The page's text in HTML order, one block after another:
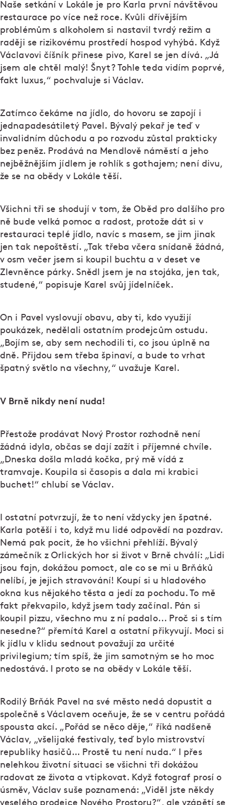
Naše setkání v Lokále je pro Karla první návštěvou
restaurace po více než roce. Kvůli dřívějším
problémům s alkoholem si nastavil tvrdý režim a
raději se rizikovému prostředí hospod vyhýbá. Když
Václavovi číšník přinese pivo, Karel se jen dívá. „Já
jsem ale chtěl malý! Šnyt? Tohle teda vidím poprvé,
fakt luxus,“ pochvaluje si Václav.
Zatímco čekáme na jídlo, do hovoru se zapojí i
jednapadesátiletý Pavel. Bývalý pekař je teď v
invalidním důchodu a po rozvodu zůstal prakticky
bez peněz. Prodává na Mendlově náměstí a jeho
nejběžnějším jídlem je rohlík s gothajem; není divu,
že se na obědy v Lokále těší.
Všichni tři se shodují v tom, že Oběd pro dalšího pro
ně bude velká pomoc a radost, protože dát si v
restauraci teplé jídlo, navíc s masem, se jim jinak
jen tak nepoštěstí. „Tak třeba včera snídaně žádná,
v osm večer jsem si koupil buchtu a v deset ve
Zlevněnce párky. Snědl jsem je na stojáka, jen tak,
studené,“ popisuje Karel svůj jídelníček.
On i Pavel vyslovují obavu, aby ti, kdo využijí
poukázek, nedělali ostatním prodejcům ostudu.
„Bojím se, aby sem nechodili ti, co jsou úplně na
dně. Přijdou sem třeba špinaví, a bude to vrhat
špatný světlo na všechny,“ uvažuje Karel.
V Brně nikdy není nuda!
Přestože prodávat Nový Prostor rozhodně není
žádná idyla, občas se dají zažít i příjemné chvíle.
„Dneska došla mladá kočka, prý mě vídá z
tramvaje. Koupila si časopis a dala mi krabici
buchet!“ chlubí se Václav.
I ostatní potvrzují, že to není vždycky jen špatné.
Karla potěší i to, když mu lidé odpovědí na pozdrav.
Nemá pak pocit, že ho všichni přehlíží. Bývalý
zámečník z Orlických hor si život v Brně chválí: „Lidi
jsou fajn, dokážou pomoct, ale co se mi u Brňáků
nelíbí, je jejich stravování! Koupí si u hladového
okna kus nějakého těsta a jedí za pochodu. To mě
fakt překvapilo, když jsem tady začínal. Pán si
koupil pizzu, všechno mu z ní padalo... Proč si s tím
nesedne?“ přemítá Karel a ostatní přikyvují. Moci si
k jídlu v klidu sednout považují za určité
privilegium; tím spíš, že jim samotným se ho moc
nedostává. I proto se na obědy v Lokále těší.
Rodilý Brňák Pavel na své město nedá dopustit a
společně s Václavem oceňuje, že se v centru pořádá
spousta akcí. „Pořád se něco děje,“ říká nadšeně
Václav, „všelijaké festivaly, teď bylo mistrovství
republiky hasičů… Prostě tu není nuda.“ I přes
nelehkou životní situaci se všichni tři dokážou
radovat ze života a vtipkovat. Když fotograf prosí o
úsměv, Václav suše poznamená: „Viděl jste někdy
veselého prodejce Nového Prostoru?“, ale vzápětí se